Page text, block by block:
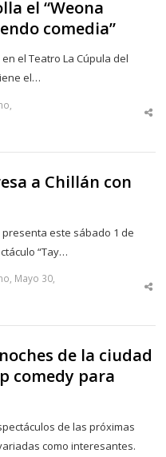
el “Weona
comedia”
el Teatro La Cúpula del
el…
a Chillán con
presenta este sábado 1 de
“Tay…
Mayo 30,
de la ciudad
comedy para
de las próximas
como interesantes.